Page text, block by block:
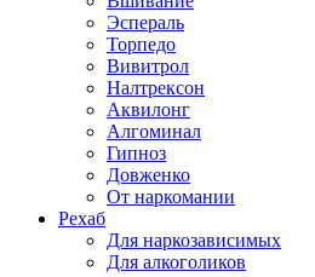
Эспераль
Торпедо
Вивитрол
Налтрексон
Аквилонг
Алгоминал
Гипноз
Довженко
От наркомании
Рехаб
Для наркозависимых
Для алкоголиков